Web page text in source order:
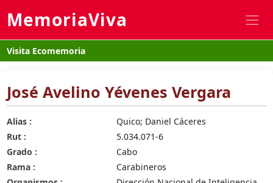
MemoriaViva
Visita Ecomemoria
José Avelino Yévenes Vergara
Alias :
Quico; Daniel Cáceres
Rut :
5.034.071-6
Grado :
Cabo
Rama :
Carabineros